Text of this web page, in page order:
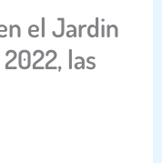
el Jardin
las